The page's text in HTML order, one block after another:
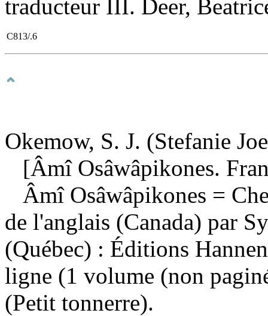
traducteur III. Deer,
C813/.6
Okemow, S. J. (Stefanie
[Âmî Osâwâpikones.
Âmî Osâwâpikones =
de l'anglais (Canada) par
(Québec) : Éditions
ligne (1 volume (non
(Petit tonnerre).